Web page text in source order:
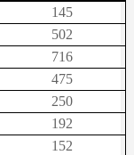
145
502
716
475
250
192
152